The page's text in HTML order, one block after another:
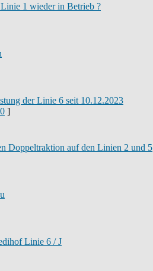
1 wieder in Betrieb ?
der Linie 6 seit 10.12.2023
]
Doppeltraktion auf den Linien 2 und 5
Linie 6 / J